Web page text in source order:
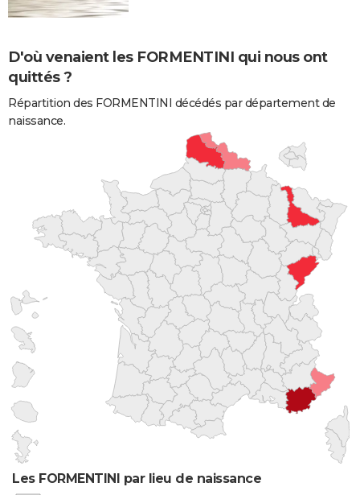
D'où venaient les FORMENTINI qui nous ont
quittés ?
Répartition des FORMENTINI décédés par département de
naissance.
Les FORMENTINI par lieu de naissance